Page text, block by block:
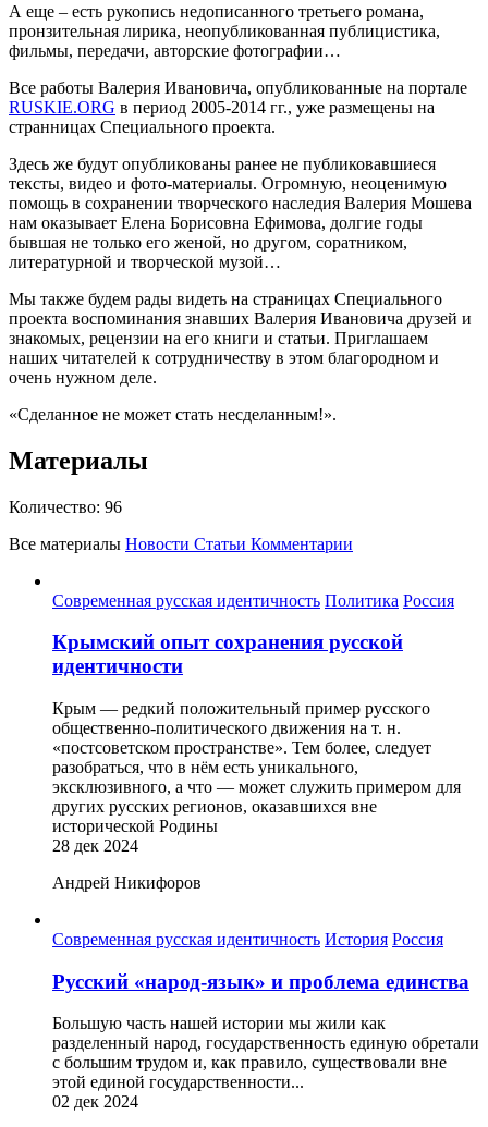
А еще – есть рукопись недописанного третьего романа,
пронзительная лирика, неопубликованная публицистика,
фильмы, передачи, авторские фотографии…
Все работы Валерия Ивановича, опубликованные на портале
RUSKIE.ORG в период 2005-2014 гг., уже размещены на
странницах Специального проекта.
Здесь же будут опубликованы ранее не публиковавшиеся
тексты, видео и фото-материалы. Огромную, неоценимую
помощь в сохранении творческого наследия Валерия Мошева
нам оказывает Елена Борисовна Ефимова, долгие годы
бывшая не только его женой, но другом, соратником,
литературной и творческой музой…
Мы также будем рады видеть на страницах Специального
проекта воспоминания знавших Валерия Ивановича друзей и
знакомых, рецензии на его книги и статьи. Приглашаем
наших читателей к сотрудничеству в этом благородном и
очень нужном деле.
«Сделанное не может стать несделанным!».
Материалы
Количество: 96
Все материалы Новости Статьи Комментарии
Современная русская идентичность Политика Россия
Крымский опыт сохранения русской
идентичности
Крым — редкий положительный пример русского
общественно-политического движения на т. н.
«постсоветском пространстве». Тем более, следует
разобраться, что в нём есть уникального,
эксклюзивного, а что — может служить примером для
других русских регионов, оказавшихся вне
исторической Родины
28 дек 2024
Андрей Никифоров
Современная русская идентичность История Россия
Русский «народ-язык» и проблема единства
Большую часть нашей истории мы жили как
разделенный народ, государственность единую обретали
с большим трудом и, как правило, существовали вне
этой единой государственности...
02 дек 2024